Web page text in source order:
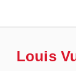
Louis